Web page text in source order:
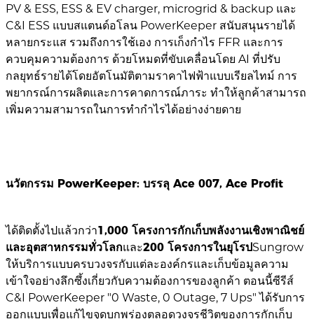
PV & ESS, ESS & EV charger, microgrid & backup และ
C&I ESS แบบสแตนด์อโลน PowerKeeper สนับสนุนรายได้
หลายกระแส รวมถึงการใช้เอง การเก็งกำไร FFR และการ
ควบคุมความต้องการ ด้วยโหมดที่ขับเคลื่อนโดย AI ที่ปรับ
กลยุทธ์รายได้โดยอัตโนมัติตามราคาไฟฟ้าแบบเรียลไทม์ การ
พยากรณ์การผลิตและการคาดการณ์ภาระ ทำให้ลูกค้าสามารถ
เพิ่มความสามารถในการทำกำไรได้อย่างง่ายดาย
นวัตกรรม PowerKeeper: บรรลุ Ace 007, Ace Profit
ได้ติดตั้งไปแล้วกว่า1,000 โครงการกักเก็บพลังงานเชิงพาณิชย์
และอุตสาหกรรมทั่วโลกและ200 โครงการในยุโรปSungrow
ให้บริการแบบครบวงจรกับแต่ละองค์กรและเก็บข้อมูลความ
เข้าใจอย่างลึกซึ้งเกี่ยวกับความต้องการของลูกค้า ตอนนี้ซีรีส์
C&I PowerKeeper "0 Waste, 0 Outage, 7 Ups" ได้รับการ
ออกแบบเพื่อแก้ไขจุดบกพร่องตลอดวงจรชีวิตของการกักเก็บ